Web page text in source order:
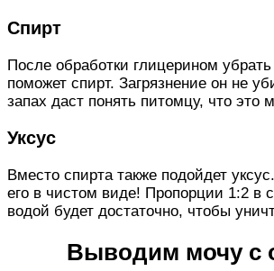
Спирт
После обработки глицерином убрать
поможет спирт. Загрязнение он не
запах даст понять питомцу, что это
Уксус
Вместо спирта также подойдет
его в чистом виде! Пропорции 1:2 в
водой будет достаточно, чтобы
Выводим мочу с